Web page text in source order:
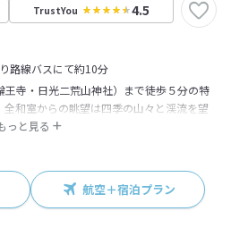
TrustYou 4.5
路線バスにて約10分
っと見る
寺・日光二荒山神社）まで徒歩５分の特
和室からの眺望は四季の山々と渓流を望
「湯波」と旬の食材を使用した懐石料
航空＋宿泊プラン